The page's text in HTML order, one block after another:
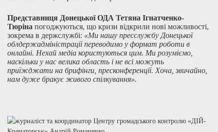
Представниця Донецької ОДА Тетяна Ігнатченко-
Тюріна погоджуються, що кризи відкрили нові можливості,
зокрема в держслужбі: «Ми нашу пресслужбу Донецької
облдержадміністрації переводимо у формат роботи в
онлайні. Нехай медіа користуються цим. Ми розуміємо,
наскільки у нас велика область і не всі можуть
приїжджати на брифінги, пресконференції. Хоча, звичайно,
нам дуже бракує живого спілкування».